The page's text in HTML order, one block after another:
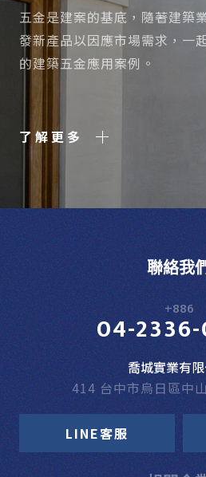
五金是建案的基底，隨著建築
發新產品以因應市場需求，一
的建築五金應用案例。
了解更多
聯絡我
+886
04-
喬城實業有
414 台中市烏日區中
LINE客服